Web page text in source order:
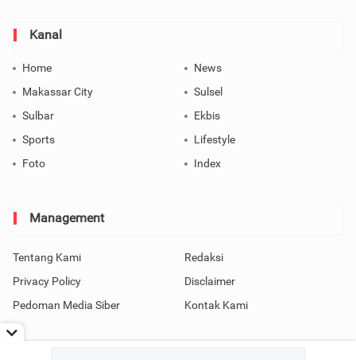
Kanal
Home
News
Makassar City
Sulsel
Sulbar
Ekbis
Sports
Lifestyle
Foto
Index
Management
Tentang Kami
Redaksi
Privacy Policy
Disclaimer
Pedoman Media Siber
Kontak Kami